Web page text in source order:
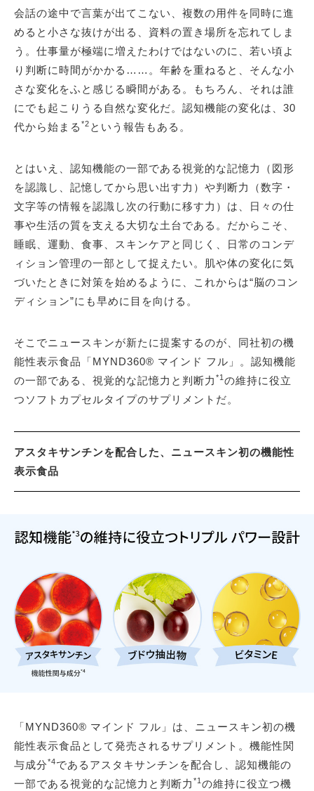
会話の途中で言葉が出てこない、複数の用件を同時に進
めると小さな抜けが出る、資料の置き場所を忘れてしま
う。仕事量が極端に増えたわけではないのに、若い頃よ
り判断に時間がかかる……。年齢を重ねると、そんな小
さな変化をふと感じる瞬間がある。もちろん、それは誰
にでも起こりうる自然な変化だ。認知機能の変化は、30
代から始まる *2 という報告もある。
とはいえ、認知機能の一部である視覚的な記憶力（図形
を認識し、記憶してから思い出す力）や判断力（数字・
文字等の情報を認識し次の行動に移す力）は、日々の仕
事や生活の質を支える大切な土台である。だからこそ、
睡眠、運動、食事、スキンケアと同じく、日常のコンデ
ィション管理の一部として捉えたい。肌や体の変化に気
づいたときに対策を始めるように、これからは“脳のコン
ディション”にも早めに目を向ける。
そこでニュースキンが新たに提案するのが、同社初の機
能性表示食品「MYND360® マインド フル」。認知機能
の一部である、視覚的な記憶力と判断力 *1 の維持に役立
つソフトカプセルタイプのサプリメントだ。
アスタキサンチンを配合した、ニュースキン初の機能性
表示食品
「MYND360® マインド フル」は、ニュースキン初の機
能性表示食品として発売されるサプリメント。機能性関
与成分*4であるアスタキサンチンを配合し、認知機能の
一部である視覚的な記憶力と判断力 *1の維持に役立つ機